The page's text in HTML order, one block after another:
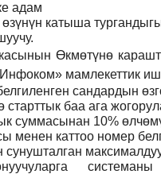
адам
катыша
Өкмөтүнө
мамлекеттик
сандардын
старттык баа ага
суммасынан 10%
менен каттоо номер
системаны